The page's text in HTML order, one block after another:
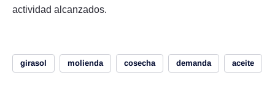
actividad alcanzados.
girasol molienda cosecha demanda aceite